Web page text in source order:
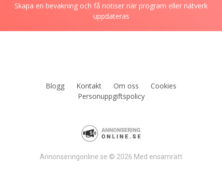
Skapa en bevakning och få notiser när program eller nätverk
uppdateras
Blogg Kontakt Om oss
Cookies
Personuppgiftspolicy
Annonseringonline.se © 2026 Med ensamrätt